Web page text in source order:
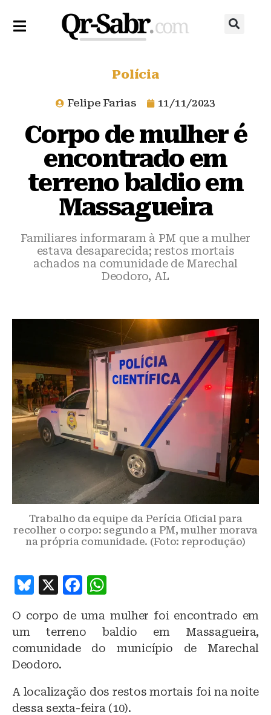
Polícia
Felipe Farias 11/11/2023
Corpo de mulher é
encontrado em
terreno baldio em
Massagueira
Familiares informaram à PM que a mulher
estava desaparecida; restos mortais
achados na comunidade de Marechal
Deodoro, AL
Trabalho da equipe da Perícia Oficial para
recolher o corpo: segundo a PM, mulher morava
na própria comunidade. (Foto: reprodução)
B
e
s
k
X
F
c
e
o
o
at
s
p
O corpo de uma mulher foi encontrado em
um terreno baldio em Massagueira,
comunidade do município de Marechal
Deodoro.
A localização dos restos mortais foi na noite
dessa sexta-feira (10).